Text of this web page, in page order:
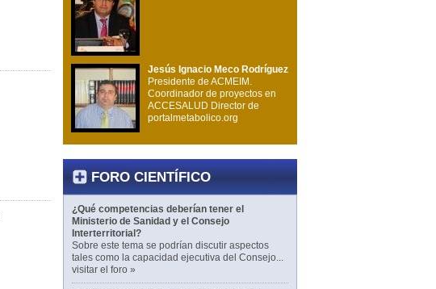
Jesús Ignacio Meco Rodríguez
Presidente de ACMEIM.
Coordinador de proyectos en
ACCESALUD Director de
portalmetabolico.org
FORO CIENTÍFICO
¿Qué competencias deberían tener el
Ministerio de Sanidad y el Consejo
Interterritorial?
Sobre este tema se podrían discutir aspectos
tales como la capacidad ejecutiva del Consejo...
visitar el foro »